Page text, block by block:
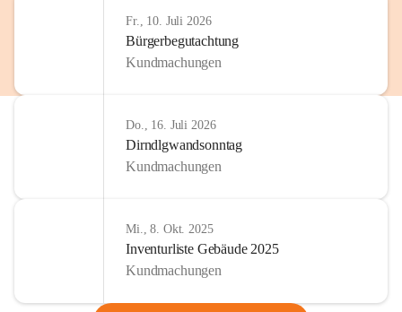
Fr., 10. Juli 2026
Bürgerbegutachtung
Kundmachungen
Do., 16. Juli 2026
Dirndlgwandsonntag
Kundmachungen
Mi., 8. Okt. 2025
Inventurliste Gebäude 2025
Kundmachungen